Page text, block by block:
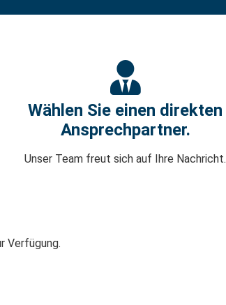
Wählen Sie einen direkten
Ansprechpartner.
Unser Team freut sich auf Ihre Nachricht.
Verfügung.